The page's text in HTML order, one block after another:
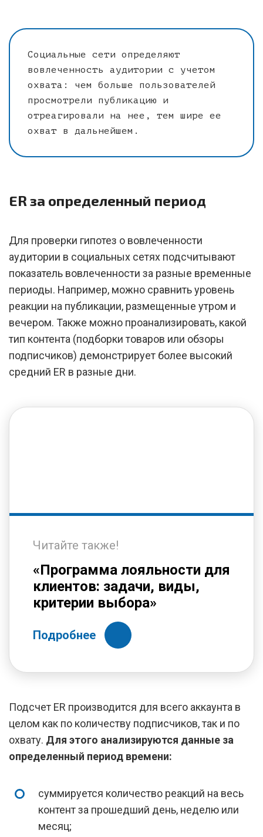
Социальные сети определяют
вовлеченность аудитории с учетом
охвата: чем больше пользователей
просмотрели публикацию и
отреагировали на нее, тем шире ее
охват в дальнейшем.
ER за определенный период
Для проверки гипотез о вовлеченности
аудитории в социальных сетях подсчитывают
показатель вовлеченности за разные временные
периоды. Например, можно сравнить уровень
реакции на публикации, размещенные утром и
вечером. Также можно проанализировать, какой
тип контента (подборки товаров или обзоры
подписчиков) демонстрирует более высокий
средний ER в разные дни.
Читайте также!
«Программа лояльности для
клиентов: задачи, виды,
критерии выбора»
Подробнее
Подсчет ER производится для всего аккаунта в
целом как по количеству подписчиков, так и по
охвату. Для этого анализируются данные за
определенный период времени:
суммируется количество реакций на весь
контент за прошедший день, неделю или
месяц;